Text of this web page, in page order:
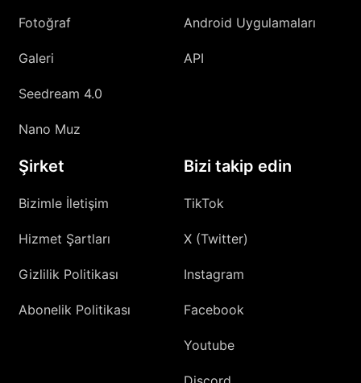
Fotoğraf
Galeri
Seedream 4.0
Nano Muz
Android Uygulamaları
API
Şirket
Bizimle İletişim
Hizmet Şartları
Gizlilik Politikası
Abonelik Politikası
Bizi takip edin
TikTok
X (Twitter)
Instagram
Facebook
Youtube